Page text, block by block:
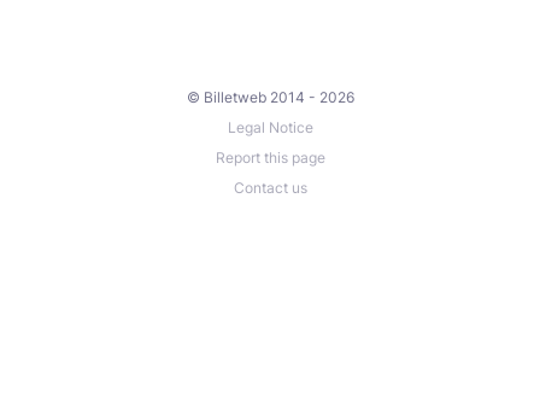
© Billetweb 2014 - 2026
Legal Notice
Report this page
Contact us